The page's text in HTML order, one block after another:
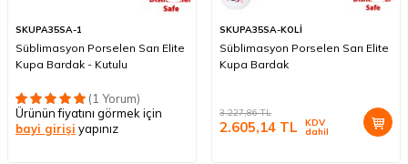
SKUPA35SA-1
Süblimasyon Porselen Sarı Elite
Kupa Bardak - Kutulu
(1 Yorum)
Ürünün fiyatını görmek için
bayi girişi yapınız
SKUPA35SA-KOLİ
Süblimasyon Porselen Sarı Elite
Kupa Bardak
3.227,86TL
2.605,14 TL KDV
dahil